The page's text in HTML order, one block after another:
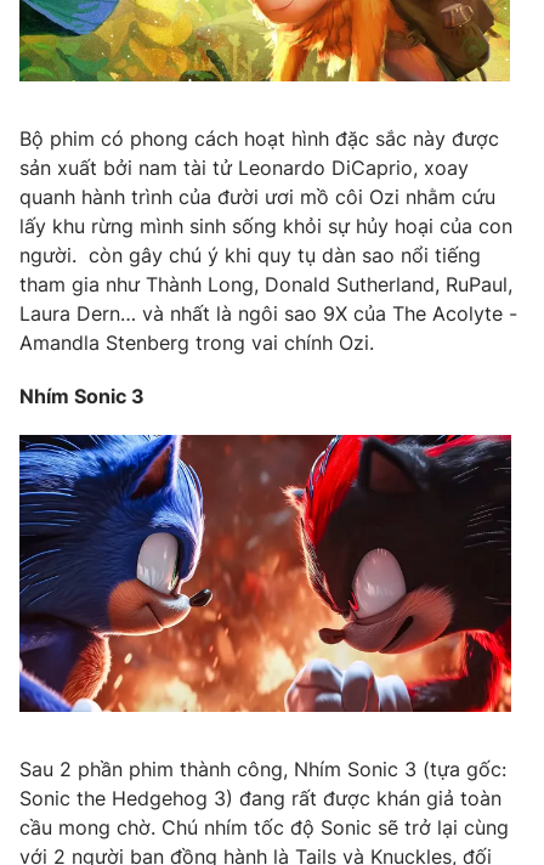
Bộ phim có phong cách hoạt hình đặc sắc này được
sản xuất bởi nam tài tử Leonardo DiCaprio, xoay
quanh hành trình của đười ươi mồ côi Ozi nhằm cứu
lấy khu rừng mình sinh sống khỏi sự hủy hoại của con
người. còn gây chú ý khi quy tụ dàn sao nổi tiếng
tham gia như Thành Long, Donald Sutherland, RuPaul,
Laura Dern… và nhất là ngôi sao 9X của The Acolyte -
Amandla Stenberg trong vai chính Ozi.
Nhím Sonic 3
Sau 2 phần phim thành công, Nhím Sonic 3 (tựa gốc:
Sonic the Hedgehog 3) đang rất được khán giả toàn
cầu mong chờ. Chú nhím tốc độ Sonic sẽ trở lại cùng
với 2 người bạn đồng hành là Tails và Knuckles, đối